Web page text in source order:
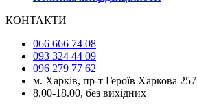
КОНТАКТИ
066 666 74 08
093 324 44 09
096 279 77 62
м. Харків, пр-т Героїв Харкова 257
8.00-18.00, без вихідних